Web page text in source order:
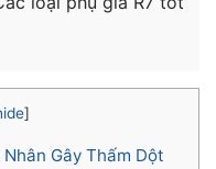
]
Gây Thấm Dột